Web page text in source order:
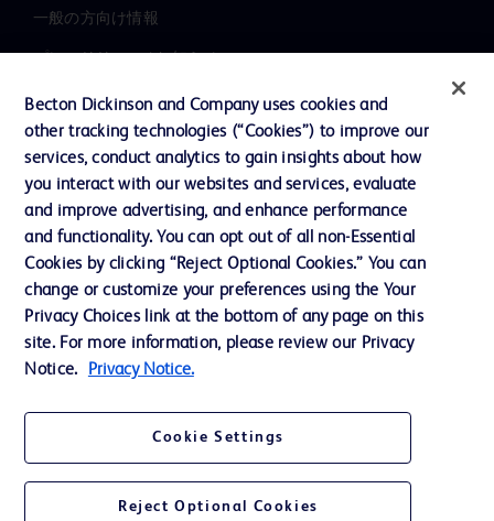
一般の方向け情報
プレスリリース / お知らせ
インクルージョン、ダイバー
シティ ＆ エクイティ
投資家向け情報（英語）
会社案内
お問い合わせ
Cookie Preferences
プライバシーポリシー
Becton Dickinson and Company uses cookies and
other tracking technologies (“Cookies”) to improve our
services, conduct analytics to gain insights about how
you interact with our websites and services, evaluate
and improve advertising, and enhance performance
and functionality. You can opt out of all non-Essential
Cookies by clicking “Reject Optional Cookies.” You can
change or customize your preferences using the Your
Privacy Choices link at the bottom of any page on this
site. For more information, please review our Privacy
Notice.
Privacy Notice.
Cookie Settings
Reject Optional Cookies